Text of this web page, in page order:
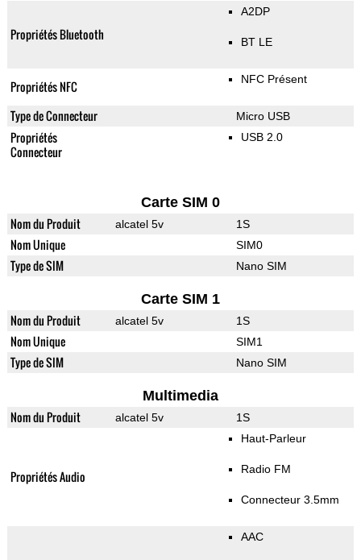
Propriétés Bluetooth
A2DP
BT LE
Propriétés NFC NFC Présent
Type de Connecteur Micro USB
Propriétés
Connecteur
USB 2.0
Carte SIM 0
Nom du Produit alcatel 5v 1S
Nom Unique SIM0
Type de SIM Nano SIM
Carte SIM 1
Nom du Produit alcatel 5v 1S
Nom Unique SIM1
Type de SIM Nano SIM
Multimedia
Nom du Produit alcatel 5v 1S
Propriétés Audio
Haut-Parleur
Radio FM
Connecteur 3.5mm
AAC